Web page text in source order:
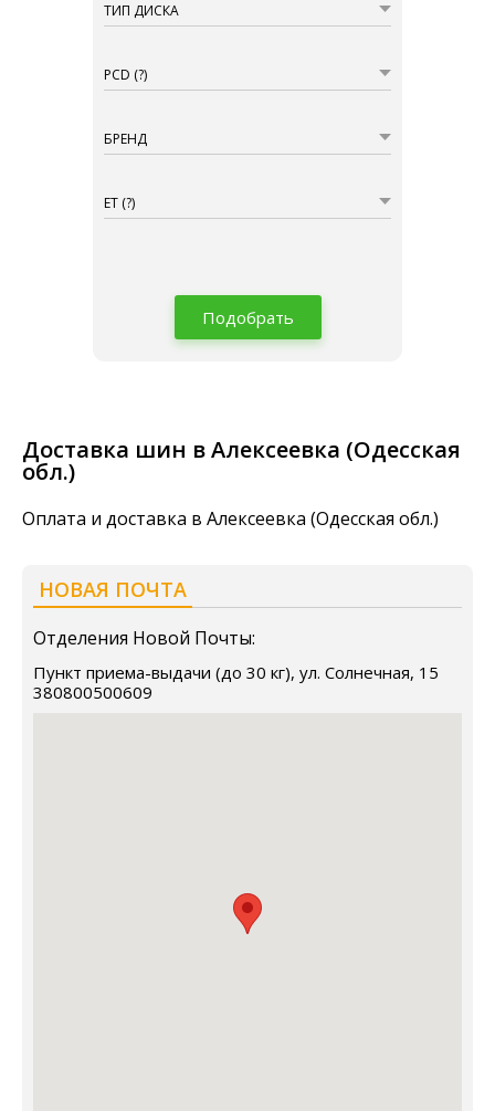
ТИП ДИСКА
PCD (?)
БРЕНД
ET (?)
Подобрать
Доставка шин в Алексеевка (Одесская
обл.)
Оплата и доставка в Алексеевка (Одесская обл.)
НОВАЯ ПОЧТА
Отделения Новой Почты:
Пункт приема-выдачи (до 30 кг), ул. Солнечная, 15
380800500609